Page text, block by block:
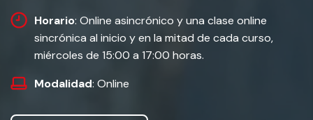
Horario: Online asincrónico y una clase online
sincrónica al inicio y en la mitad de cada curso,
miércoles de 15:00 a 17:00 horas.
Modalidad: Online